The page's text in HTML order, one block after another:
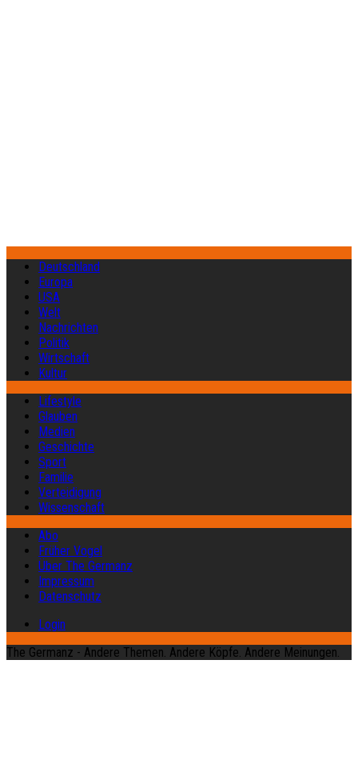
Deutschland
Europa
USA
Welt
Nachrichten
Politik
Wirtschaft
Kultur
Lifestyle
Glauben
Medien
Geschichte
Sport
Familie
Verteidigung
Wissenschaft
Abo
Früher Vogel
Über The Germanz
Impressum
Datenschutz
Login
The Germanz - Andere Themen. Andere Köpfe. Andere Meinungen.